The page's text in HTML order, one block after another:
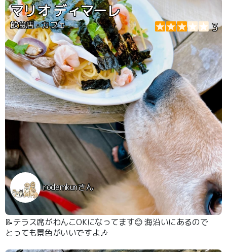
マリオ ディマーレ
飲食店・カフェ 3
rodemkunさん
📝テラス席がわんこOKになってます😊 海沿いにあるので
とっても景色がいいですよ🎶